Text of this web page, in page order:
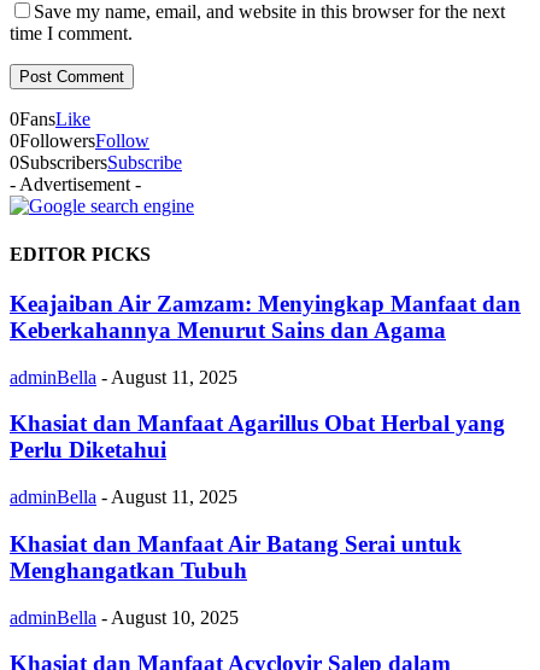
Save my name, email, and website in this browser for the next
time I comment.
0FansLike
0FollowersFollow
0SubscribersSubscribe
- Advertisement -
EDITOR PICKS
Keajaiban Air Zamzam: Menyingkap Manfaat dan
Keberkahannya Menurut Sains dan Agama
adminBella - August 11, 2025
Khasiat dan Manfaat Agarillus Obat Herbal yang
Perlu Diketahui
adminBella - August 11, 2025
Khasiat dan Manfaat Air Batang Serai untuk
Menghangatkan Tubuh
adminBella - August 10, 2025
Khasiat dan Manfaat Acyclovir Salep dalam